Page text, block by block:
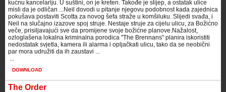
kućnu kancelariju. U suštini, on je kreten. Takođe je slijep, a ostatak ulice
misli da je odličan ...Neil dovodi u pitanje njegovu podobnost kada zajednica
pokušava postaviti Scotta za novog šefa straže u komšiluku. Slijedi svađa, i
Neil na slučajno izazove spoj struje. Nestaje struje za cijelu ulicu, za Božićno
veče, prisiljavajući sve da promijene svoje božićne planove.Nažalost,
ozloglašena lokalna kriminalna porodica "The Brennans" planira iskoristiti
nedostatak svjetla, kamera ili alarma i opljačkati ulicu, tako da se neobični
par mora udružiti da ih zaustavi ...
​ ...
DOWNLOAD
The Order